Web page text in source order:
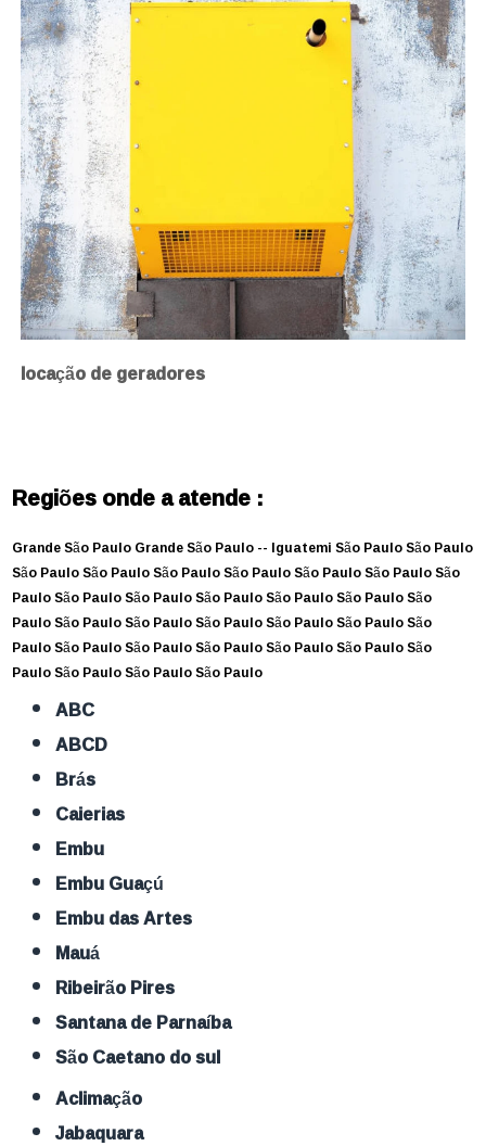
locação de geradores
Regiões onde a atende :
Grande São PauloGrande São Paulo -- IguatemiSão PauloSão Paulo
São PauloSão PauloSão PauloSão PauloSão PauloSão PauloSão
PauloSão PauloSão PauloSão PauloSão PauloSão PauloSão
PauloSão PauloSão PauloSão PauloSão PauloSão PauloSão
PauloSão PauloSão PauloSão PauloSão PauloSão PauloSão
PauloSão PauloSão PauloSão Paulo
ABC
ABCD
Brás
Caierias
Embu
Embu Guaçú
Embu das Artes
Mauá
Ribeirão Pires
Santana de Parnaíba
São Caetano do sul
Aclimação
Jabaquara